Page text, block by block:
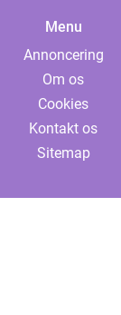
Menu
Annoncering
Om os
Cookies
Kontakt os
Sitemap